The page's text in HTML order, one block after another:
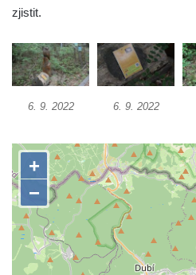
Socha Medvídě v Tierpark
Sochy Ležící žena v Tierpark
Sochy Ptáci v Tierpark Chemnitz
Socha Panter v ZOO Leipzig
Socha Dívka s mušlí v ZOO
Socha Tygr v ZOO Leipzig
Socha Atlet v ZOO Leipzig
Socha Marabu v ZOO Leipzig
zjistit.
6. 9. 2022 6. 9. 2022